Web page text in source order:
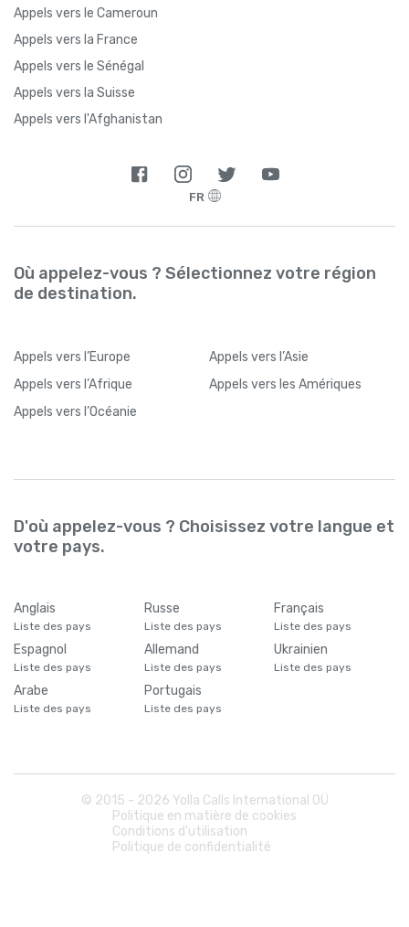
Appels vers le Cameroun
Appels vers la France
Appels vers le Sénégal
Appels vers la Suisse
Appels vers l'Afghanistan
FR
Où appelez-vous ? Sélectionnez votre région
de destination.
Appels vers l’Europe Appels vers l’Asie
Appels vers l’Afrique Appels vers les Amériques
Appels vers l’Océanie
D'où appelez-vous ? Choisissez votre langue et
votre pays.
Anglais
Liste des pays
Russe
Liste des pays
Français
Liste des pays
Espagnol
Liste des pays
Allemand
Liste des pays
Ukrainien
Liste des pays
Arabe
Liste des pays
Portugais
Liste des pays
© 2015 - 2026 Yolla Calls International OÜ
Politique en matière de cookies
Conditions d'utilisation
Politique de confidentialité